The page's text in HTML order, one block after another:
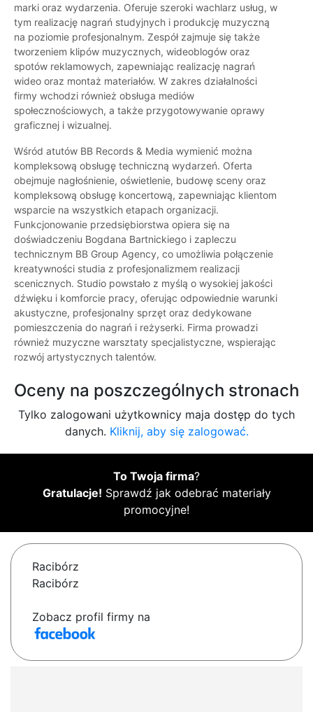
marki oraz wydarzenia. Oferuje szeroki wachlarz usług, w
tym realizację nagrań studyjnych i produkcję muzyczną
na poziomie profesjonalnym. Zespół zajmuje się także
tworzeniem klipów muzycznych, wideoblogów oraz
spotów reklamowych, zapewniając realizację nagrań
wideo oraz montaż materiałów. W zakres działalności
firmy wchodzi również obsługa mediów
społecznościowych, a także przygotowywanie oprawy
graficznej i wizualnej.
Wśród atutów BB Records & Media wymienić można
kompleksową obsługę techniczną wydarzeń. Oferta
obejmuje nagłośnienie, oświetlenie, budowę sceny oraz
kompleksową obsługę koncertową, zapewniając klientom
wsparcie na wszystkich etapach organizacji.
Funkcjonowanie przedsiębiorstwa opiera się na
doświadczeniu Bogdana Bartnickiego i zapleczu
technicznym BB Group Agency, co umożliwia połączenie
kreatywności studia z profesjonalizmem realizacji
scenicznych. Studio powstało z myślą o wysokiej jakości
dźwięku i komforcie pracy, oferując odpowiednie warunki
akustyczne, profesjonalny sprzęt oraz dedykowane
pomieszczenia do nagrań i reżyserki. Firma prowadzi
również muzyczne warsztaty specjalistyczne, wspierając
rozwój artystycznych talentów.
Oceny na poszczególnych stronach
Tylko zalogowani użytkownicy maja dostęp do tych
danych. Kliknij, aby się zalogować.
To Twoja firma?
Gratulacje! Sprawdź jak odebrać materiały
promocyjne!
Racibórz
Racibórz
Zobacz profil firmy na